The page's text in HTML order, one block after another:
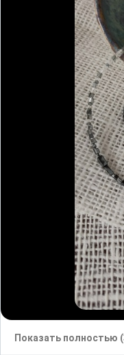
Показать полностью